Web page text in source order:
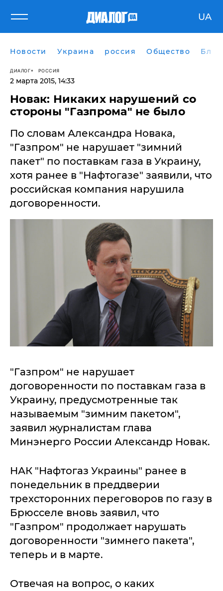
UA
Новости Украина россия Общество
ДИАЛОГ РОССИЯ
2 марта 2015, 14:33
Новак: Никаких нарушений со
стороны "Газпрома" не было
По словам Александра Новака,
"Газпром" не нарушает "зимний
пакет" по поставкам газа в Украину,
хотя ранее в "Нафтогазе" заявили, что
российская компания нарушила
договоренности.
"Газпром" не нарушает
договоренности по поставкам газа в
Украину, предусмотренные так
называемым "зимним пакетом",
заявил журналистам глава
Минэнерго России Александр Новак.
НАК "Нафтогаз Украины" ранее в
понедельник в преддверии
трехсторонних переговоров по газу в
Брюсселе вновь заявил, что
"Газпром" продолжает нарушать
договоренности "зимнего пакета",
теперь и в марте.
Отвечая на вопрос, о каких